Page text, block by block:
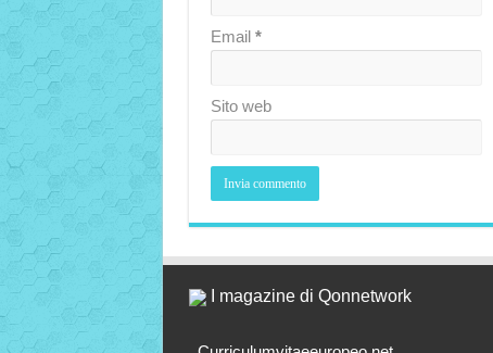
Email *
Sito web
I magazine di Qonnetwork